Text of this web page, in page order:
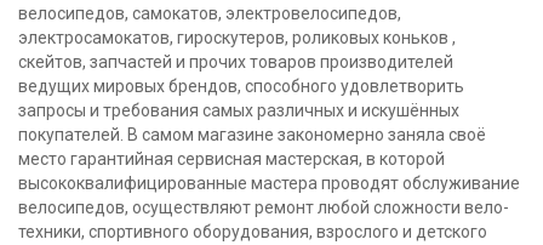
велосипедов, самокатов, электровелосипедов,
электросамокатов, гироскутеров, роликовых коньков ,
скейтов, запчастей и прочих товаров производителей
ведущих мировых брендов, способного удовлетворить
запросы и требования самых различных и искушённых
покупателей. В самом магазине закономерно заняла своё
место гарантийная сервисная мастерская, в которой
высококвалифицированные мастера проводят обслуживание
велосипедов, осуществляют ремонт любой сложности вело-
техники, спортивного оборудования, взрослого и детского